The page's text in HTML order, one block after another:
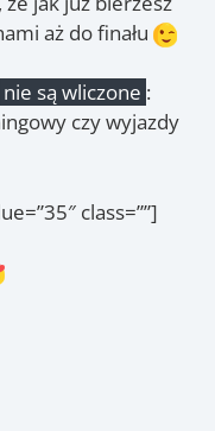
aż do finału
nie są wliczone :
czy wyjazdy
class=””]